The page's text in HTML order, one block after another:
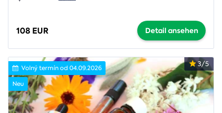
108 EUR Detail ansehen
3/5
Volný termín od 04.09.2026
Neu